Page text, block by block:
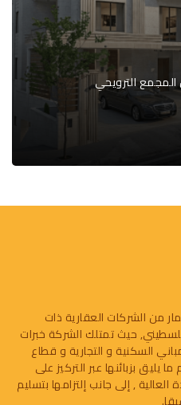
المجمع الترويحي
من الشركات العقارية ذات
حيث تمتلك الشركة خبرات
السكنية و التجارية و قطاع
بزبائنها عبر التركيز على
العالية , إلى جانب إلتزامها بتسليم